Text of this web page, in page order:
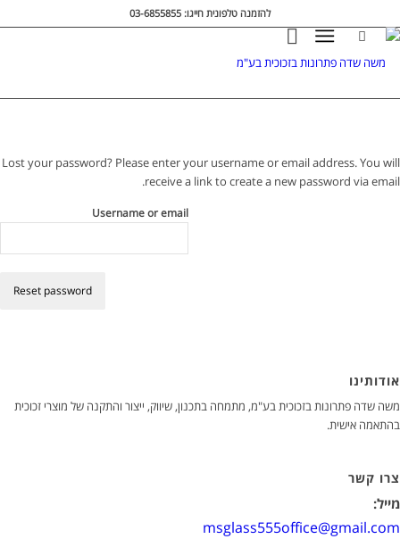
להזמנה טלפונית חייגו: 03-6855855
Lost your password? Please enter your username or email address. You will
receive a link to create a new password via email.
Username or email
Reset password
אודותינו
משה שדה פתרונות בזכוכית בע"מ, מתמחה בתכנון, שיווק, ייצור והתקנה של מוצרי זכוכית
בהתאמה אישית.
צרו קשר
מייל:
msglass555office@gmail.com